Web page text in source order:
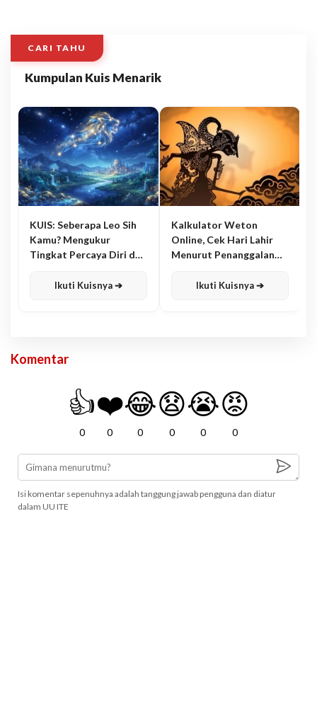
CARI TAHU
Kumpulan Kuis Menarik
KUIS: Seberapa Leo Sih
Kamu? Mengukur
Tingkat Percaya Diri dan
Ikuti Kuisnya ➔
Kalkulator Weton
Online, Cek Hari Lahir
Menurut Penanggalan
Ikuti Kuisnya ➔
Komentar
👍
0
❤️
0
😂
0
😧
0
😭
0
😡
0
Isi komentar sepenuhnya adalah tanggung jawab pengguna dan diatur
dalam UU ITE